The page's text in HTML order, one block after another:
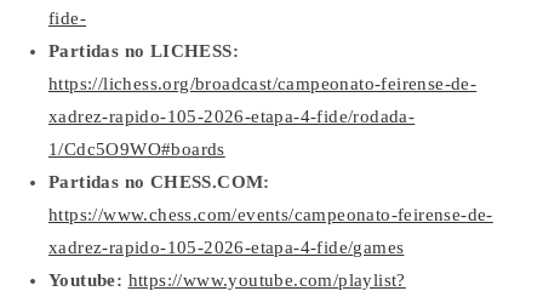
fide-
Partidas no LICHESS:
https://lichess.org/broadcast/campeonato-feirense-de-
xadrez-rapido-105-2026-etapa-4-fide/rodada-
1/Cdc5O9WO#boards
Partidas no CHESS.COM:
https://www.chess.com/events/campeonato-feirense-de-
xadrez-rapido-105-2026-etapa-4-fide/games
Youtube: https://www.youtube.com/playlist?